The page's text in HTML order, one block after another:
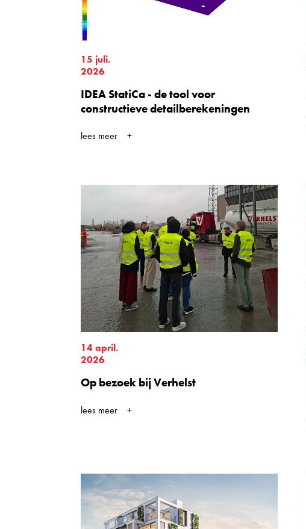
15 juli.
2026
IDEA StatiCa - de tool voor
constructieve detailberekeningen
lees meer
14 april.
2026
Op bezoek bij Verhelst
lees meer